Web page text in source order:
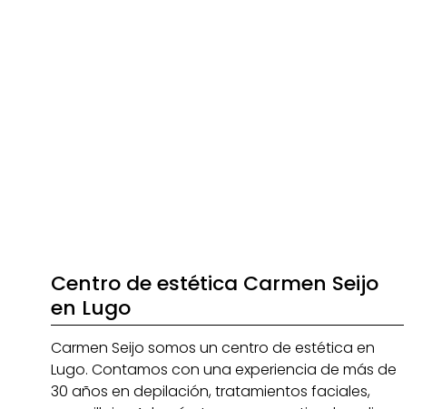
Centro de estética Carmen Seijo
en Lugo
Carmen Seijo somos un centro de estética en
Lugo. Contamos con una experiencia de más de
30 años en depilación, tratamientos faciales,